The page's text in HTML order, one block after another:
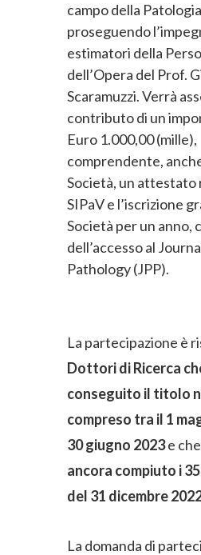
campo della
proseguendo
estimatori della
dell’Opera del Prof.
Scaramuzzi. Verrà
contributo di un
Euro 1.000,00 (mille),
comprendente,
Società, un attestato
SIPaV e l’iscrizione
Società per un anno,
dell’accesso al
Pathology (JPP).
La partecipazione è
Dottori di Ricerca
conseguito il titolo
compreso tra il 1
30 giugno 2023e che
ancora compiuto i
del 31 dicembre
La domanda di